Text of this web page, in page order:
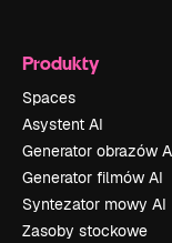
Produkty
Spaces
Asystent AI
Generator obrazów
Generator filmów AI
Syntezator mowy AI
Zasoby stockowe